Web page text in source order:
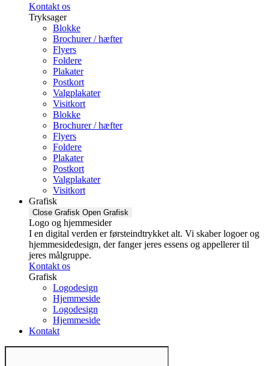
Kontakt os
Tryksager
Blokke
Brochurer / hæfter
Flyers
Foldere
Plakater
Postkort
Valgplakater
Visitkort
Blokke
Brochurer / hæfter
Flyers
Foldere
Plakater
Postkort
Valgplakater
Visitkort
Grafisk
Close Grafisk Open Grafisk
Logo og hjemmesider
I en digital verden er førsteindtrykket alt. Vi skaber logoer og
hjemmesidedesign, der fanger jeres essens og appellerer til
jeres målgruppe.
Kontakt os
Grafisk
Logodesign
Hjemmeside
Logodesign
Hjemmeside
Kontakt
Products